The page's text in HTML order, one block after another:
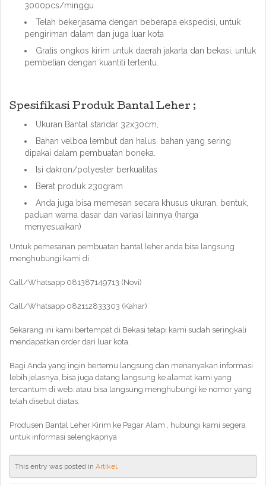
3000pcs/minggu
Telah bekerjasama dengan beberapa ekspedisi, untuk
pengiriman dalam dan juga luar kota
Gratis ongkos kirim untuk daerah jakarta dan bekasi, untuk
pembelian dengan kuantiti tertentu.
Spesifikasi Produk Bantal Leher ;
Ukuran Bantal standar 32x30cm,
Bahan velboa lembut dan halus. bahan yang sering
dipakai dalam pembuatan boneka.
Isi dakron/polyester berkualitas
Berat produk 230gram
Anda juga bisa memesan secara khusus ukuran, bentuk,
paduan warna dasar dan variasi lainnya (harga
menyesuaikan)
Untuk pemesanan pembuatan bantal leher anda bisa langsung
menghubungi kami di
Call/Whatsapp 081387149713 (Novi)
Call/Whatsapp 082112833303 (Kahar)
Sekarang ini kami bertempat di Bekasi tetapi kami sudah seringkali
mendapatkan order dari luar kota.
Bagi Anda yang ingin bertemu langsung dan menanyakan informasi
lebih jelasnya, bisa juga datang langsung ke alamat kami yang
tercantum di web. atau bisa langsung menghubungi ke nomor yang
telah disebut diatas.
Produsen Bantal Leher Kirim ke Pagar Alam , hubungi kami segera
untuk informasi selengkapnya
This entry was posted in Artikel.